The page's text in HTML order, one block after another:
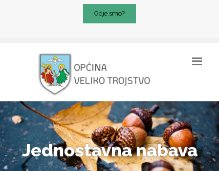
Gdje smo?
Jednostavna nabava